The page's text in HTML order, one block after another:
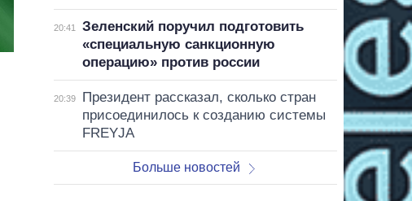
20:41
Зеленский поручил подготовить
«специальную санкционную
операцию» против россии
20:39
Президент рассказал, сколько стран
присоединилось к созданию системы
FREYJA
Больше новостей